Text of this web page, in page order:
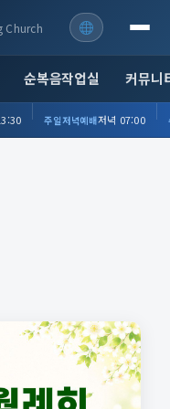
Church
순복음작업실 커뮤니
주일저녁예배저녁 07:00